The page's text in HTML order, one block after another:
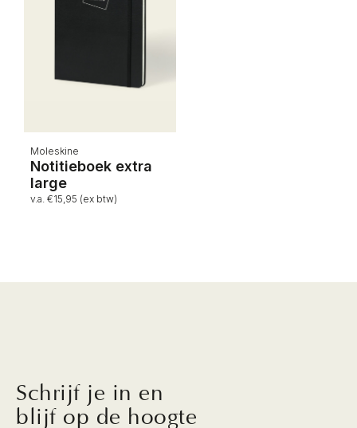
Moleskine
Notitieboek extra
large
v.a. €15,95 (ex btw)
Schrijf je in en
blijf op de hoogte